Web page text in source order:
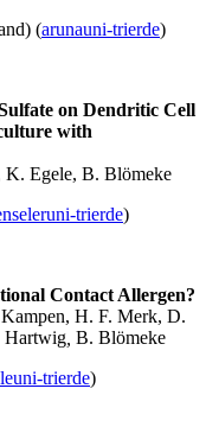
(arunauni-trierde)
on Dendritic Cell
with
K. Egele, B. Blömeke
uni-trierde)
Contact Allergen?
H. F. Merk, D.
Hartwig B. Blömeke
uni-trierde)